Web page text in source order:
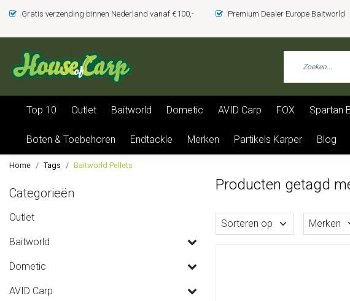
Gratis verzending binnen Nederland vanaf €100,- Premium Dealer Europe Baitworld
Top 10 Outlet Baitworld Dometic AVID Carp FOX Spartan
Boten & Toebehoren Endtackle Merken Partikels Karper Blog
Home Tags Baitworld Pellets
Categorieën
Outlet
Baitworld
Dometic
AVID Carp
Producten getagd
Sorteren op Merken